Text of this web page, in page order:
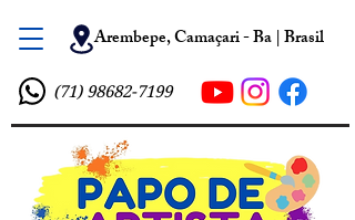
Arembepe, Camaçari - Ba | Brasil
(71) 98682-7199